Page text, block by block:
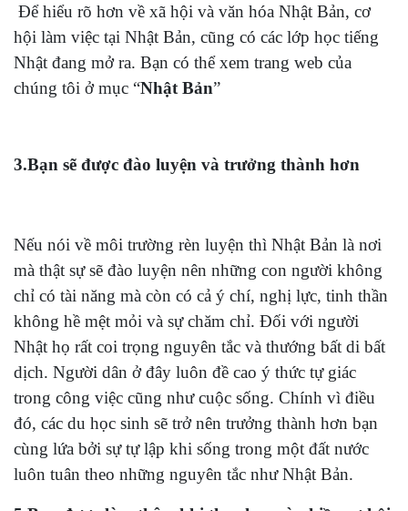
Để hiểu rõ hơn về xã hội và văn hóa Nhật Bản, cơ
hội làm việc tại Nhật Bản, cũng có các lớp học tiếng
Nhật đang mở ra. Bạn có thể xem trang web của
chúng tôi ở mục “Nhật Bản”
3.Bạn sẽ được đào luyện và trưởng thành hơn
Nếu nói về môi trường rèn luyện thì Nhật Bản là nơi
mà thật sự sẽ đào luyện nên những con người không
chỉ có tài năng mà còn có cả ý chí, nghị lực, tinh thần
không hề mệt mỏi và sự chăm chỉ. Đối với người
Nhật họ rất coi trọng nguyên tắc và thướng bất di bất
dịch. Người dân ở đây luôn đề cao ý thức tự giác
trong công việc cũng như cuộc sống. Chính vì điều
đó, các du học sinh sẽ trở nên trưởng thành hơn bạn
cùng lứa bởi sự tự lập khi sống trong một đất nước
luôn tuân theo những nguyên tắc như Nhật Bản.